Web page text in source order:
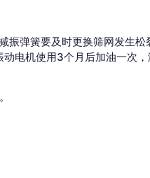
弹簧要及时更换筛网发生松裂或
电机使用3个月后加油一次